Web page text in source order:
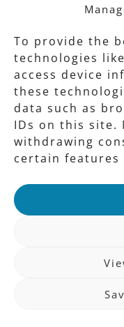
To provide the
technologies
access device
these
data such as
IDs on this site.
withdrawing
certain features
准
を
推
る
と